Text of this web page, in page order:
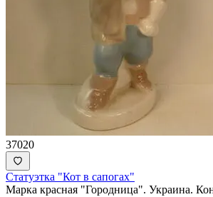
37020
Статуэтка "Кот в сапогах"
Марка красная "Городница". Украина.